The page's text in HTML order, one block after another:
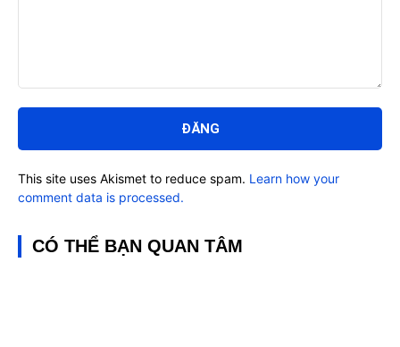
luận:
This site uses Akismet to reduce spam. Learn how your
comment data is processed.
CÓ THỂ BẠN QUAN TÂM